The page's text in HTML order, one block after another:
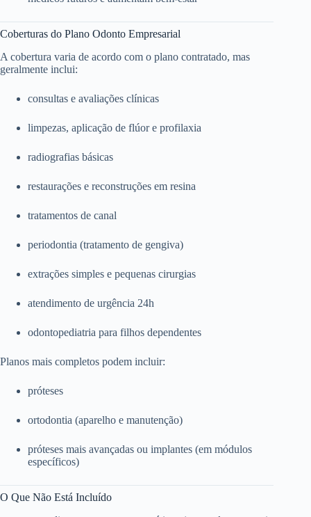
Coberturas do Plano Odonto Empresarial
A cobertura varia de acordo com o plano contratado, mas
geralmente inclui:
consultas e avaliações clínicas
limpezas, aplicação de flúor e profilaxia
radiografias básicas
restaurações e reconstruções em resina
tratamentos de canal
periodontia (tratamento de gengiva)
extrações simples e pequenas cirurgias
atendimento de urgência 24h
odontopediatria para filhos dependentes
Planos mais completos podem incluir:
próteses
ortodontia (aparelho e manutenção)
próteses mais avançadas ou implantes (em módulos
específicos)
O Que Não Está Incluído